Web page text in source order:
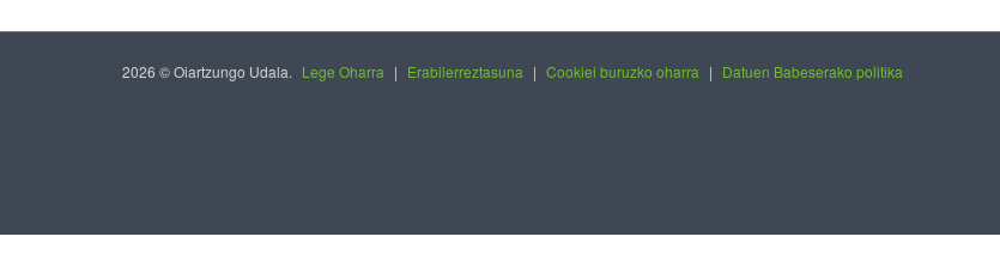
2026 © Oiartzungo Udala. Lege Oharra | Erabilerreztasuna | Cookiei buruzko oharra | Datuen Babeserako politika